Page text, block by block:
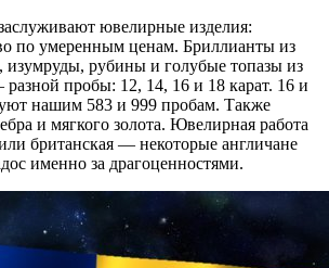
ювелирные изделия:
по умеренным ценам. Бриллианты из
рубины и голубые топазы из
пробы: 12, 14, 16 и 18 карат. 16 и
нашим 583 и 999 пробам. Также
и мягкого золота. Ювелирная работа
британская — некоторые англичане
именно за драгоценностями.